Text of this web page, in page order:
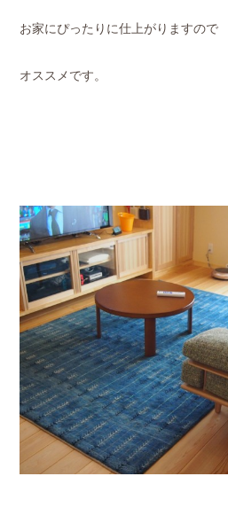
お家にぴったりに仕上がりますので
オススメです。